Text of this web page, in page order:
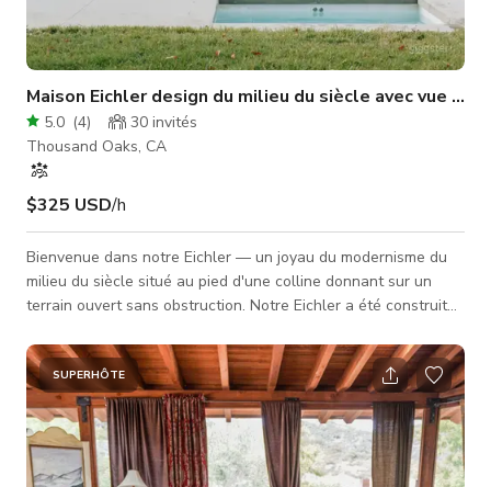
Maison Eichler design du milieu du siècle avec vue sur
5.0 (4) 30 invités
Thousand Oaks, CA
$325 USD/h
Bienvenue dans notre Eichler — un joyau du modernisme du
milieu du siècle situé au pied d'une colline donnant sur un
terrain ouvert sans obstruction. Notre Eichler a été construit
Eichler et l'architecte Claude Oakland. Les détails
architecturaux incluent des fenêtres du sol au plafond, des
plafonds en bois apparent avec poutres et des sols en béton.
Le design de l'espace est minimaliste organique avec des
hommages à son âme
SUPERHÔTE